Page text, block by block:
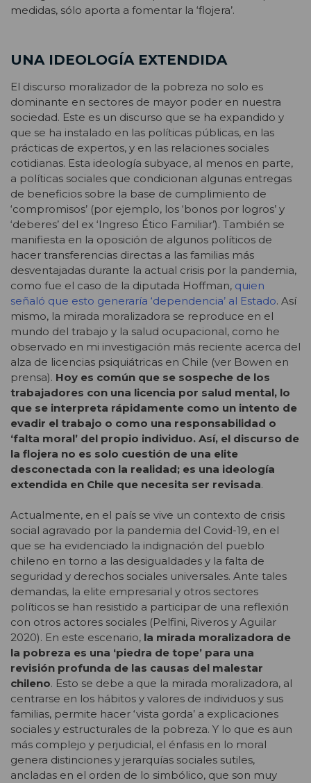
medidas, sólo aporta a fomentar la ‘flojera’.
UNA IDEOLOGÍA EXTENDIDA
El discurso moralizador de la pobreza no solo es
dominante en sectores de mayor poder en nuestra
sociedad. Este es un discurso que se ha expandido y
que se ha instalado en las políticas públicas, en las
prácticas de expertos, y en las relaciones sociales
cotidianas. Esta ideología subyace, al menos en parte,
a políticas sociales que condicionan algunas entregas
de beneficios sobre la base de cumplimiento de
‘compromisos’ (por ejemplo, los ‘bonos por logros’ y
‘deberes’ del ex ‘Ingreso Ético Familiar’). También se
manifiesta en la oposición de algunos políticos de
hacer transferencias directas a las familias más
desventajadas durante la actual crisis por la pandemia,
como fue el caso de la diputada Hoffman, quien
señaló que esto generaría ‘dependencia’ al Estado. Así
mismo, la mirada moralizadora se reproduce en el
mundo del trabajo y la salud ocupacional, como he
observado en mi investigación más reciente acerca del
alza de licencias psiquiátricas en Chile (ver Bowen en
prensa). Hoy es común que se sospeche de los
trabajadores con una licencia por salud mental, lo
que se interpreta rápidamente como un intento de
evadir el trabajo o como una responsabilidad o
‘falta moral’ del propio individuo. Así, el discurso de
la flojera no es solo cuestión de una elite
desconectada con la realidad; es una ideología
extendida en Chile que necesita ser revisada.
Actualmente, en el país se vive un contexto de crisis
social agravado por la pandemia del Covid-19, en el
que se ha evidenciado la indignación del pueblo
chileno en torno a las desigualdades y la falta de
seguridad y derechos sociales universales. Ante tales
demandas, la elite empresarial y otros sectores
políticos se han resistido a participar de una reflexión
con otros actores sociales (Pelfini, Riveros y Aguilar
2020). En este escenario, la mirada moralizadora de
la pobreza es una ‘piedra de tope’ para una
revisión profunda de las causas del malestar
chileno. Esto se debe a que la mirada moralizadora, al
centrarse en los hábitos y valores de individuos y sus
familias, permite hacer ‘vista gorda’ a explicaciones
sociales y estructurales de la pobreza. Y lo que es aun
más complejo y perjudicial, el énfasis en lo moral
genera distinciones y jerarquías sociales sutiles,
ancladas en el orden de lo simbólico, que son muy